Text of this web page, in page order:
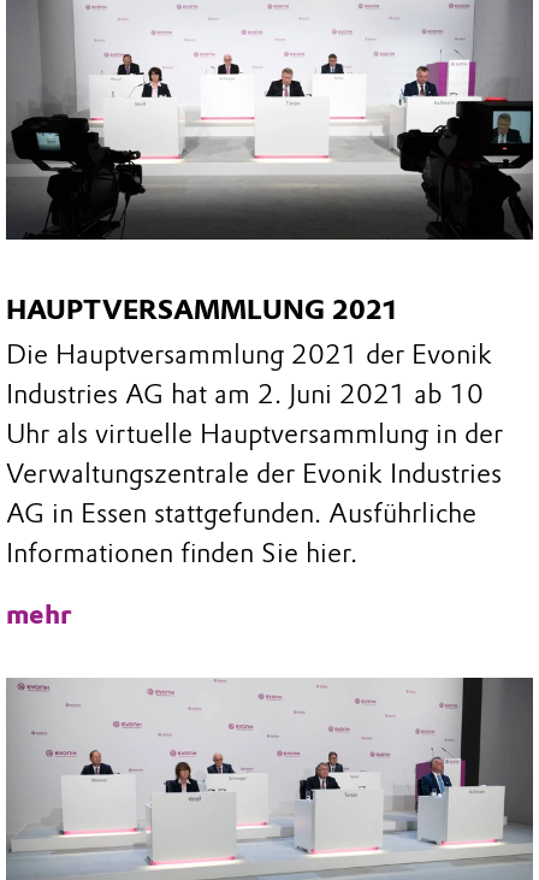
HAUPTVERSAMMLUNG 2021
Die Hauptversammlung 2021 der Evonik
Industries AG hat am 2. Juni 2021 ab 10
Uhr als virtuelle Hauptversammlung in der
Verwaltungszentrale der Evonik Industries
AG in Essen stattgefunden. Ausführliche
Informationen finden Sie hier.
mehr